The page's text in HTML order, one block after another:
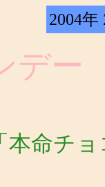
2004年
デー
本命チ